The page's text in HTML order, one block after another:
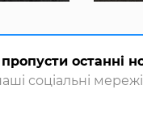
останні
соціальні